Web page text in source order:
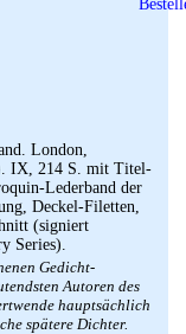
London,
IX, 214 S. mit Titel-
Lederband der
Deckel-Filetten,
(signiert
Series).
Gedicht-
Autoren des
hauptsächlich
spätere Dichter.